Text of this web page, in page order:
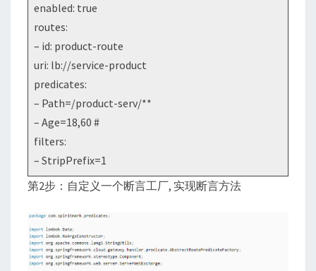
enabled: true
routes:
– id: product-route
uri: lb://service-product
predicates:
– Path=/product-serv/**
– Age=18,60 #
filters:
– StripPrefix=1
第2步：自定义一个断言工厂, 实现断言方法